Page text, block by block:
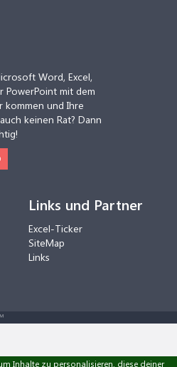
Word, Excel,
PowerPoint mit dem
kommen und Ihre
keinen Rat? Dann
Links und Partner
Excel-Ticker
SiteMap
Links
Inhalte zu personalisieren, diese deiner